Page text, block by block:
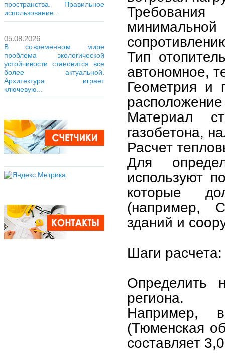
пространства. Правильное
использование...
05.08.2026
В современном мире
проблема экологической
устойчивости становится все
более актуальной.
Архитектура играет
ключевую...
Тип
автономное,
Геометрия и
Материал
газобетона,
Расчет
Для
используют
которые
(например,
зданий и
Шаги расчета:
Определить
региона.
Например,
(Тюменская
составляет